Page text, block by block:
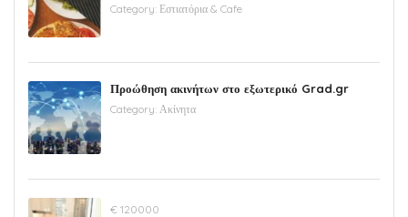
Category: Εστιατόρια & Cafe
Προώθηση ακινήτων στο εξωτερικό Grad.gr
Category: Ακίνητα
€ 120000